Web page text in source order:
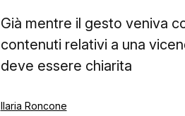
Già mentre il gesto veniva
contenuti relativi a una
deve essere chiarita
Ilaria Roncone